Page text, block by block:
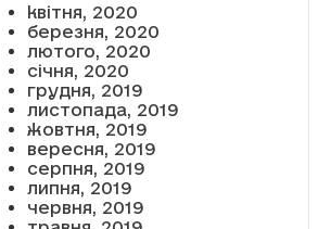
квітня, 2020
березня, 2020
лютого, 2020
січня, 2020
грудня, 2019
листопада, 2019
жовтня, 2019
вересня, 2019
серпня, 2019
липня, 2019
червня, 2019